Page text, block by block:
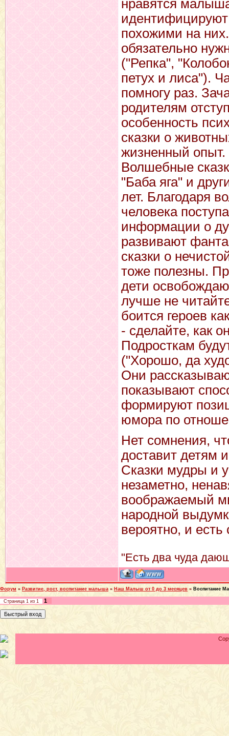
нравятся
похожими на
обязательно
("Репка",
петух и лиса").
помногу раз.
родителям
особенность
сказки о
жизненный опыт.
Волшебные
"Баба яга" и
лет. Благодаря
человека
информации о
развивают
сказки о
тоже полезны.
дети
лучше не
боится героев
- сделайте, как
Подросткам
("Хорошо, да
Они
показывают
формируют
юмора по
Нет сомнения,
доставит детям
Сказки мудры и
незаметно,
воображаемый
народной
вероятно, и
"Есть два чуда
Форум » Развитие, рост, воспитание малыша » Наш Малыш от 0 до 3 месяцев » Воспитание
Страница 1 из 1 1